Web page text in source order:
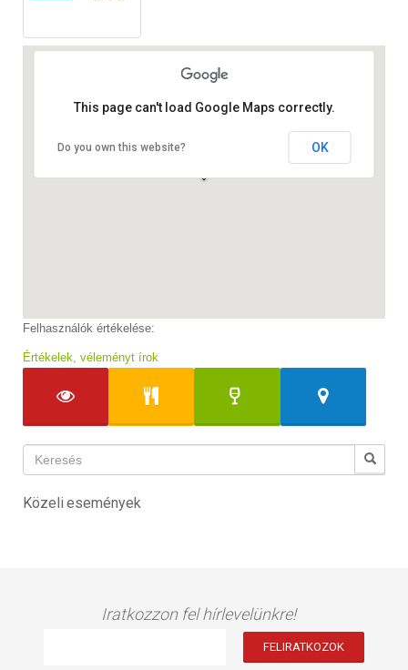
This page can't load Google Maps correctly.
Do you own this website? OK
Felhasználók értékelése:
Értékelek, véleményt írok
Közeli események
Iratkozzon fel hírlevelünkre!